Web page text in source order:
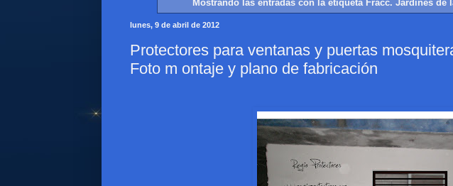
Mostrando las entradas con la etiqueta Fracc. Jardines de
lunes, 9 de abril de 2012
Protectores para ventanas y puertas
Foto m ontaje y plano de fabricación